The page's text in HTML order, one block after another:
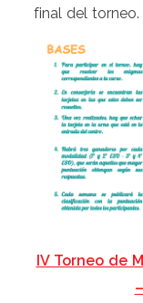
final del torneo.
IV Torneo de